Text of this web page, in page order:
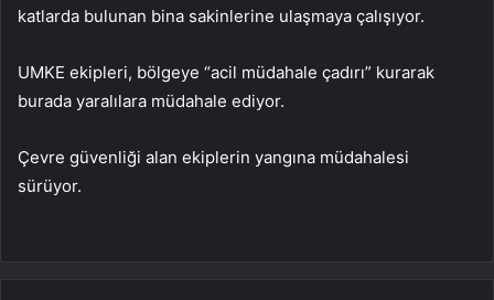
katlarda bulunan bina sakinlerine ulaşmaya çalışıyor.
UMKE ekipleri, bölgeye “acil müdahale çadırı” kurarak
burada yaralılara müdahale ediyor.
Çevre güvenliği alan ekiplerin yangına müdahalesi
sürüyor.